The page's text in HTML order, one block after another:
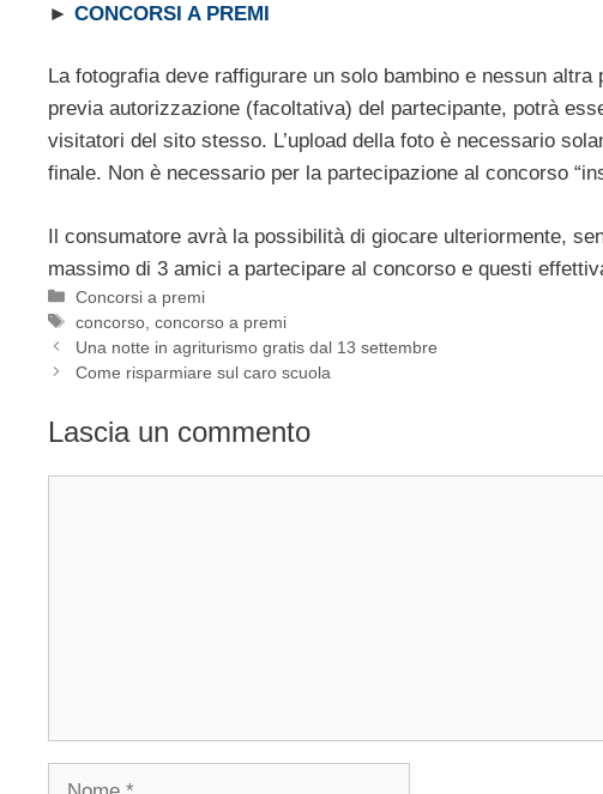
► CONCORSI A PREMI
La fotografia deve raffigurare un solo bambino e nessun
previa autorizzazione (facoltativa) del partecipante, potrà
visitatori del sito stesso. L’upload della foto è necessario
finale. Non è necessario per la partecipazione al concorso
Il consumatore avrà la possibilità di giocare ulteriormente,
massimo di 3 amici a partecipare al concorso e questi
Categorie
Concorsi a premi
Tag
concorso ,concorso a premi
Una notte in agriturismo gratis dal 13 settembre
Come risparmiare sul caro scuola
Lascia un commento
Nome